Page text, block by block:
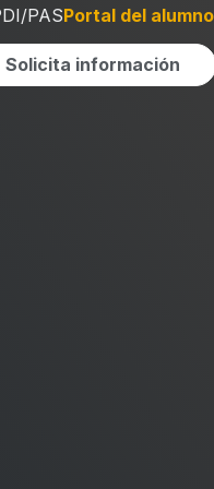
PASPortal del alumno
Solicita información